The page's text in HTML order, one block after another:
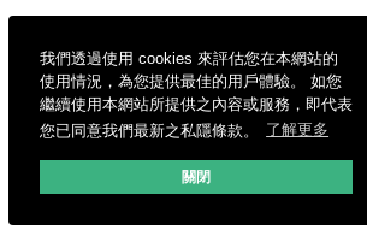
我們透過使用 cookies 來評估您在本網站的
使用情況，為您提供最佳的用戶體驗。 如您
繼續使用本網站所提供之內容或服務，即代表
您已同意我們最新之私隱條款。
了解更多
關閉